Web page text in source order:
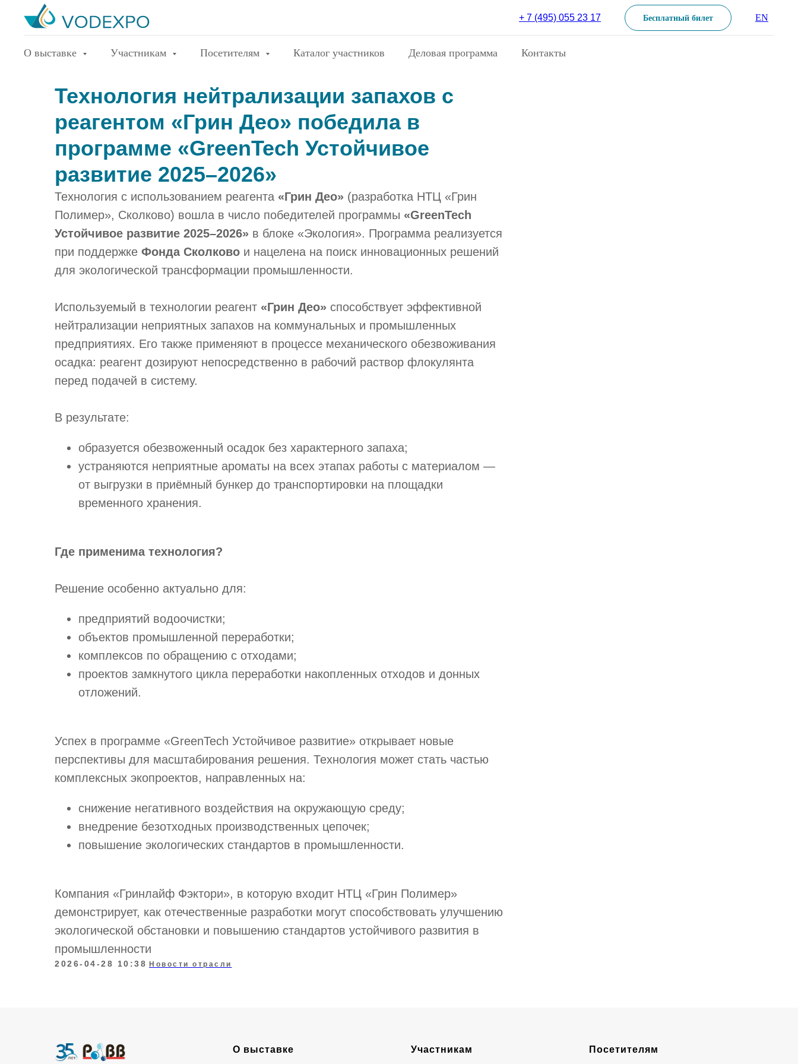
+ 7 (495) 055 23 17 Бесплатный билет EN
О выставке Участникам Посетителям Каталог участников Деловая программа Контакты
Технология нейтрализации запахов с
реагентом «Грин Део» победила в
программе «GreenTech Устойчивое
развитие 2025–2026»
Технология с использованием реагента «Грин Део» (разработка НТЦ «Грин
Полимер», Сколково) вошла в число победителей программы «GreenTech
Устойчивое развитие 2025–2026» в блоке «Экология». Программа реализуется
при поддержке Фонда Сколково и нацелена на поиск инновационных решений
для экологической трансформации промышленности.
Используемый в технологии реагент «Грин Део» способствует эффективной
нейтрализации неприятных запахов на коммунальных и промышленных
предприятиях. Его также применяют в процессе механического обезвоживания
осадка: реагент дозируют непосредственно в рабочий раствор флокулянта
перед подачей в систему.
В результате:
образуется обезвоженный осадок без характерного запаха;
устраняются неприятные ароматы на всех этапах работы с материалом —
от выгрузки в приёмный бункер до транспортировки на площадки
временного хранения.
Где применима технология?
Решение особенно актуально для:
предприятий водоочистки;
объектов промышленной переработки;
комплексов по обращению с отходами;
проектов замкнутого цикла переработки накопленных отходов и донных
отложений.
Успех в программе «GreenTech Устойчивое развитие» открывает новые
перспективы для масштабирования решения. Технология может стать частью
комплексных экопроектов, направленных на:
снижение негативного воздействия на окружающую среду;
внедрение безотходных производственных цепочек;
повышение экологических стандартов в промышленности.
Компания «Гринлайф Фэктори», в которую входит НТЦ «Грин Полимер»
демонстрирует, как отечественные разработки могут способствовать улучшению
экологической обстановки и повышению стандартов устойчивого развития в
промышленности
2026-04-28 10:38 Новости отрасли
О выставке Участникам Посетителям